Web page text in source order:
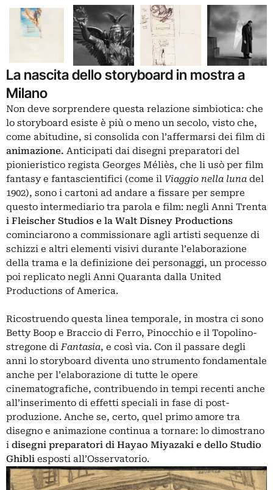
La nascita dello storyboard in mostra a
Milano
Non deve sorprendere questa relazione simbiotica: che
lo storyboard esiste è più o meno un secolo, visto che,
come abitudine, si consolida con l’affermarsi dei film di
animazione. Anticipati dai disegni preparatori del
pionieristico regista Georges Méliès, che li usò per film
fantasy e fantascientifici (come il Viaggio nella luna del
1902), sono i cartoni ad andare a fissare per sempre
questo intermediario tra parola e film: negli Anni Trenta
i Fleischer Studios e la Walt Disney Productions
cominciarono a commissionare agli artisti sequenze di
schizzi e altri elementi visivi durante l’elaborazione
della trama e la definizione dei personaggi, un processo
poi replicato negli Anni Quaranta dalla United
Productions of America.
Ricostruendo questa linea temporale, in mostra ci sono
Betty Boop e Braccio di Ferro, Pinocchio e il Topolino-
stregone diFantasia, e così via. Con il passare degli
anni lo storyboard diventa uno strumento fondamentale
anche per l’elaborazione di tutte le opere
cinematografiche, contribuendo in tempi recenti anche
all’inserimento di effetti speciali in fase di post-
produzione. Anche se, certo, quel primo amore tra
disegno e animazione continua a tornare: lo dimostrano
i disegni preparatori di Hayao Miyazaki e dello Studio
Ghibli esposti all’Osservatorio.